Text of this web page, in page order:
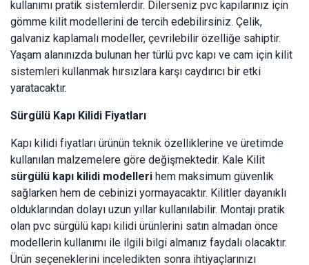
kullanımı pratik sistemlerdir. Dilerseniz pvc kapılarınız için
gömme kilit modellerini de tercih edebilirsiniz. Çelik,
galvaniz kaplamalı modeller, çevrilebilir özelliğe sahiptir.
Yaşam alanınızda bulunan her türlü pvc kapı ve cam için kilit
sistemleri kullanmak hırsızlara karşı caydırıcı bir etki
yaratacaktır.
Sürgülü Kapı Kilidi Fiyatları
Kapı kilidi fiyatları ürünün teknik özelliklerine ve üretimde
kullanılan malzemelere göre değişmektedir. Kale Kilit
sürgülü kapı kilidi modelleri hem maksimum güvenlik
sağlarken hem de cebinizi yormayacaktır. Kilitler dayanıklı
olduklarından dolayı uzun yıllar kullanılabilir. Montajı pratik
olan pvc sürgülü kapı kilidi ürünlerini satın almadan önce
modellerin kullanımı ile ilgili bilgi almanız faydalı olacaktır.
Ürün seçeneklerini inceledikten sonra ihtiyaçlarınızı